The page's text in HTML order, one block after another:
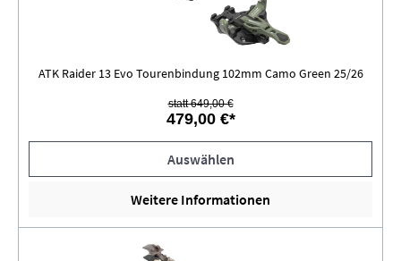
ATK Raider 13 Evo Tourenbindung 102mm Camo Green 25/26
statt 649,00 €
479,00 €*
Auswählen
Weitere Informationen